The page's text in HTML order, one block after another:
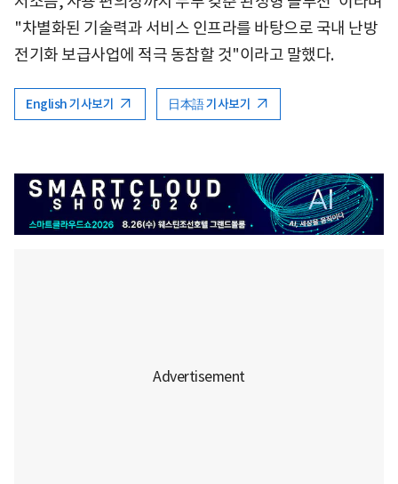
"차별화된 기술력과 서비스 인프라를 바탕으로 국내 난방
전기화 보급사업에 적극 동참할 것"이라고 말했다.
English 기사보기 日本語 기사보기